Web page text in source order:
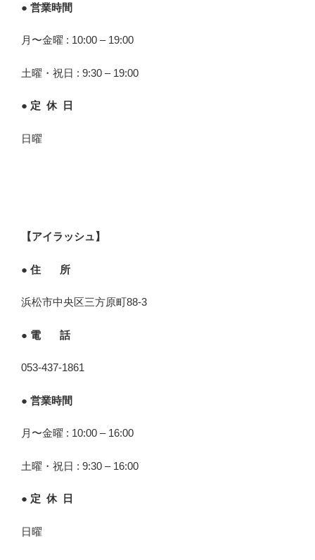
● 営業時間
月〜金曜 : 10:00 – 19:00
土曜・祝日 : 9:30 – 19:00
● 定 休 日
日曜
【アイラッシュ】
● 住 所
浜松市中央区三方原町88-3
● 電 話
053-437-1861
● 営業時間
月〜金曜 : 10:00 – 16:00
土曜・祝日 : 9:30 – 16:00
● 定 休 日
日曜